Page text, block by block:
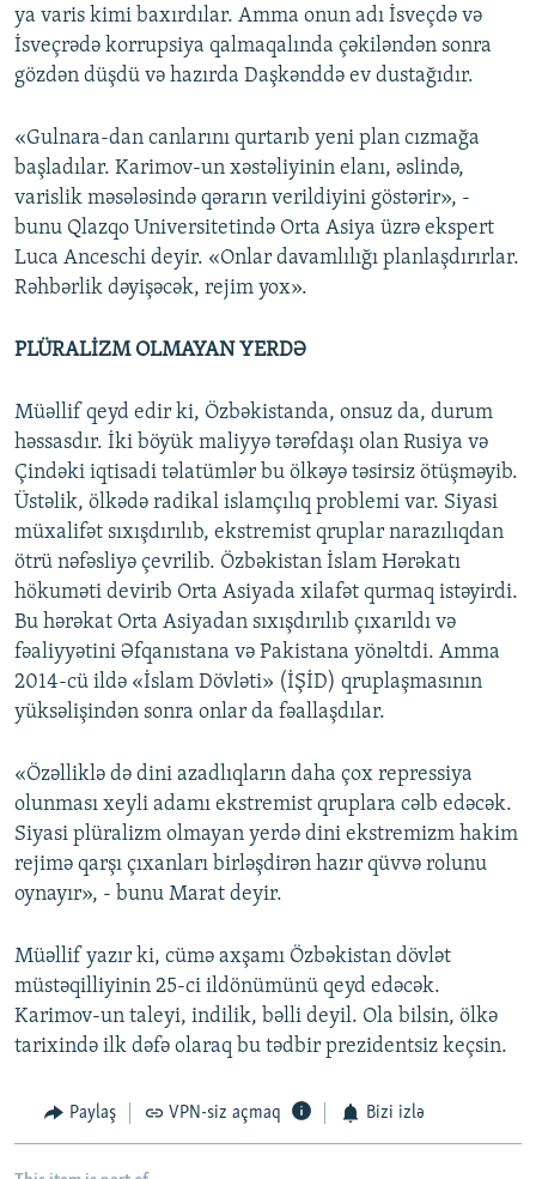
ya varis kimi baxırdılar. Amma onun adı İsveçdə və
İsveçrədə korrupsiya qalmaqalında çəkiləndən sonra
gözdən düşdü və hazırda Daşkənddə ev dustağıdır.
«Gulnara-dan canlarını qurtarıb yeni plan cızmağa
başladılar. Karimov-un xəstəliyinin elanı, əslində,
varislik məsələsində qərarın verildiyini göstərir», -
bunu Qlazqo Universitetində Orta Asiya üzrə ekspert
Luca Anceschi deyir. «Onlar davamlılığı planlaşdırırlar.
Rəhbərlik dəyişəcək, rejim yox».
PLÜRALİZM OLMAYAN YERDƏ
Müəllif qeyd edir ki, Özbəkistanda, onsuz da, durum
həssasdır. İki böyük maliyyə tərəfdaşı olan Rusiya və
Çindəki iqtisadi təlatümlər bu ölkəyə təsirsiz ötüşməyib.
Üstəlik, ölkədə radikal islamçılıq problemi var. Siyasi
müxalifət sıxışdırılıb, ekstremist qruplar narazılıqdan
ötrü nəfəsliyə çevrilib. Özbəkistan İslam Hərəkatı
hökuməti devirib Orta Asiyada xilafət qurmaq istəyirdi.
Bu hərəkat Orta Asiyadan sıxışdırılıb çıxarıldı və
fəaliyyətini Əfqanıstana və Pakistana yönəltdi. Amma
2014-cü ildə «İslam Dövləti» (İŞİD) qruplaşmasının
yüksəlişindən sonra onlar da fəallaşdılar.
«Özəlliklə də dini azadlıqların daha çox repressiya
olunması xeyli adamı ekstremist qruplara cəlb edəcək.
Siyasi plüralizm olmayan yerdə dini ekstremizm hakim
rejimə qarşı çıxanları birləşdirən hazır qüvvə rolunu
oynayır», - bunu Marat deyir.
Müəllif yazır ki, cümə axşamı Özbəkistan dövlət
müstəqilliyinin 25-ci ildönümünü qeyd edəcək.
Karimov-un taleyi, indilik, bəlli deyil. Ola bilsin, ölkə
tarixində ilk dəfə olaraq bu tədbir prezidentsiz keçsin.
Paylaş VPN-siz açmaq Bizi izlə